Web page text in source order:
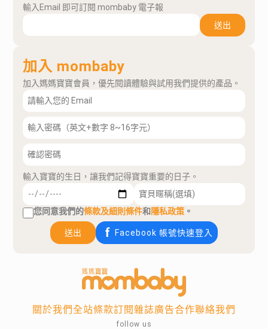
輸入Email 即可訂閱 mombaby 電子報
送出
加入 mombaby
加入媽媽寶寶會員，優先閱讀體驗與試用我們提供的產品。
輸入寶寶的生日，讓我們記得寶寶重要的日子。
您同意我們的條款及細則條件和隱私政策 。
送出 Facebook 帳號快速登入
關於我們全站條款訂閱雜誌廣告合作聯絡我們
follow us